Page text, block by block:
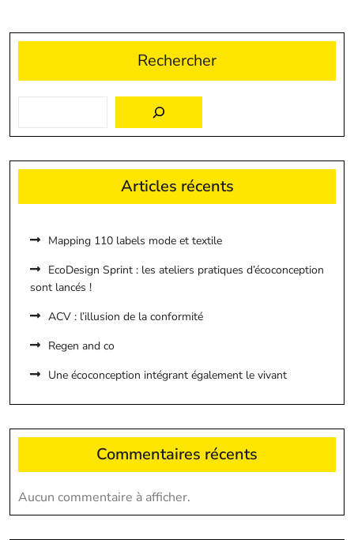
Rechercher
Articles récents
Mapping 110 labels mode et textile
EcoDesign Sprint : les ateliers pratiques d’écoconception
sont lancés !
ACV : l’illusion de la conformité
Regen and co
Une écoconception intégrant également le vivant
Commentaires récents
Aucun commentaire à afficher.